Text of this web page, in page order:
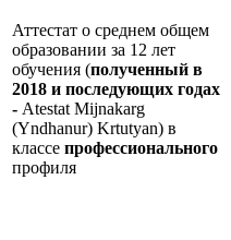
Аттестат о среднем общем
образовании за 12 лет
обучения (полученный в
2018 и последующих годах
- Atestat Mijnakarg
(Yndhanur) Krtutyan) в
классе профессионального
профиля